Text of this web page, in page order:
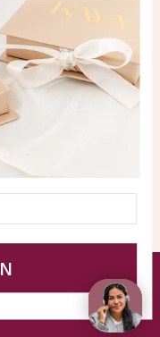
Sieraden
Advies
Policy Sitemap